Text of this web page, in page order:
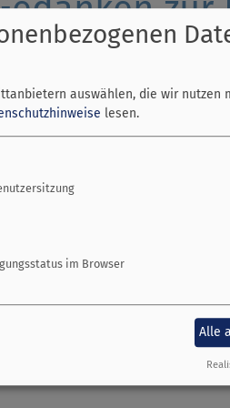
zur
Uhr vor der Christuskirche Utting
auf Leinwand mitgestalten.
mit. Es werden
Christuskirche.
mitfeiern wollen, hier der Link:
auswählen, die wir nutzen
lesen.
im Browser
Alle